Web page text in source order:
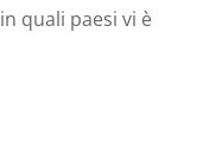
quali paesi vi è